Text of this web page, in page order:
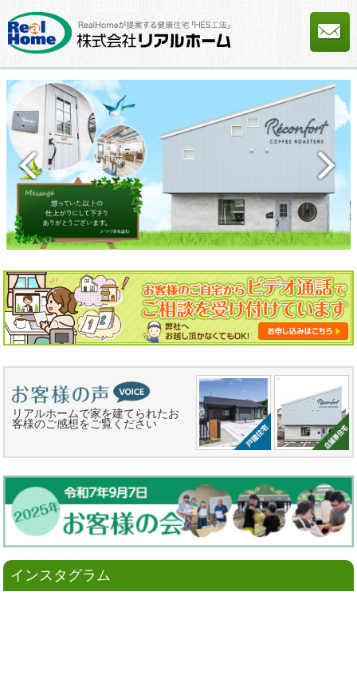
リアルホームで家を建てられたお
客様のご感想をご覧ください
インスタグラム